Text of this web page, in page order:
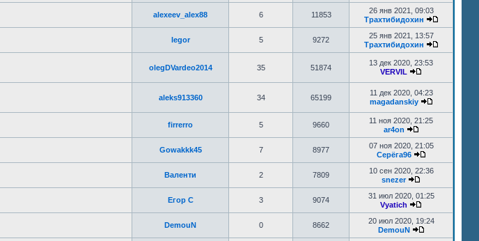
alexeev_alex88 6 11853
26 янв 2021, 09:03
Трахтибидохин
Iegor 5 9272
25 янв 2021, 13:57
Трахтибидохин
olegDVardeo2014 35 51874
13 дек 2020, 23:53
VERVIL
aleks913360 34 65199
11 дек 2020, 04:23
magadanskiy
firrerro 5 9660
11 ноя 2020, 21:25
ar4on
Gowakkk45 7 8977
07 ноя 2020, 21:05
Серёга96
Валенти 2 7809
10 сен 2020, 22:36
snezer
Егор С 3 9074
31 июл 2020, 01:25
Vyatich
DemouN 0 8662
20 июл 2020, 19:24
DemouN